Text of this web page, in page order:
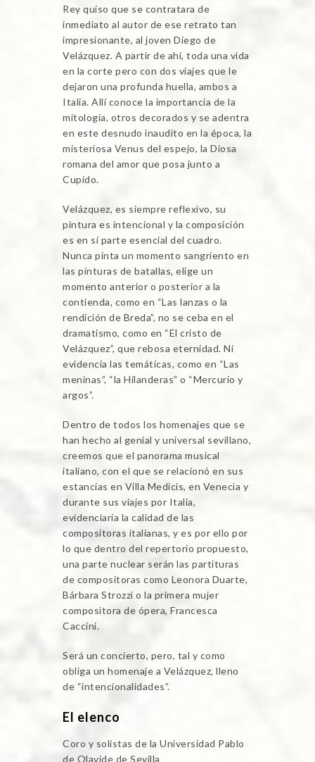
Rey quiso que se contratara de
inmediato al autor de ese retrato tan
impresionante, al joven Diego de
Velázquez. A partir de ahí, toda una vida
en la corte pero con dos viajes que le
dejaron una profunda huella, ambos a
Italia. Allí conoce la importancia de la
mitología, otros decorados y se adentra
en este desnudo inaudito en la época, la
misteriosa Venus del espejo, la Diosa
romana del amor que posa junto a
Cupido.
Velázquez, es siempre reflexivo, su
pintura es intencional y la composición
es en sí parte esencial del cuadro.
Nunca pinta un momento sangriento en
las pinturas de batallas, elige un
momento anterior o posterior a la
contienda, como en “Las lanzas o la
rendición de Breda”, no se ceba en el
dramatismo, como en “El cristo de
Velázquez”, que rebosa eternidad. Ni
evidencia las temáticas, como en “Las
meninas”, “la Hilanderas” o “Mercurio y
argos”.
Dentro de todos los homenajes que se
han hecho al genial y universal sevillano,
creemos que el panorama musical
italiano, con el que se relacionó en sus
estancias en Villa Medicis, en Venecia y
durante sus viajes por Italia,
evidenciaría la calidad de las
compositoras italianas, y es por ello por
lo que dentro del repertorio propuesto,
una parte nuclear serán las partituras
de compositoras como Leonora Duarte,
Bárbara Strozzi o la primera mujer
compositora de ópera, Francesca
Caccini.
Será un concierto, pero, tal y como
obliga un homenaje a Velázquez, lleno
de “intencionalidades”.
El elenco
Coro y solistas de la Universidad Pablo
de Olavide de Sevilla